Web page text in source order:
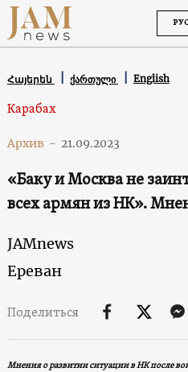
Հայերեն ქართული English
Карабах
Архив - 21.09.2023
«Баку и Москва не
всех армян из НК».
JAMnews
Ереван
Поделиться
Мнения о развитии ситуации в НК после